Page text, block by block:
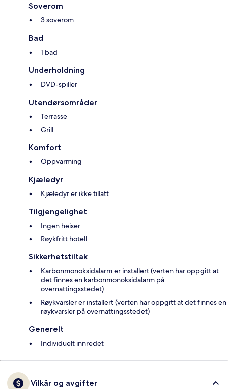
Soverom
3 soverom
Bad
1 bad
Underholdning
DVD-spiller
Utendørsområder
Terrasse
Grill
Komfort
Oppvarming
Kjæledyr
Kjæledyr er ikke tillatt
Tilgjengelighet
Ingen heiser
Røykfritt hotell
Sikkerhetstiltak
Karbonmonoksidalarm er installert (verten har oppgitt at
det finnes en karbonmonoksidalarm på
overnattingsstedet)
Røykvarsler er installert (verten har oppgitt at det finnes en
røykvarsler på overnattingsstedet)
Generelt
Individuelt innredet
Vilkår og avgifter